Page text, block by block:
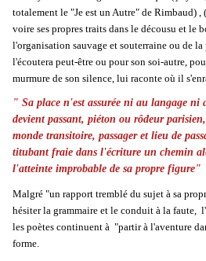
totalement le "Je est un Autre" de Rimbaud) ,
voire ses propres traits dans le décousu et le
l'organisation sauvage et souterraine ou de
l'écoutera peut-être ou pour son soi-autre,
murmure de son silence, lui raconte où il
" Sa place n'est assurée ni au langage
devient passant, piéton ou rôdeur
monde transitoire, passager et lieu de
titubant fraie dans l'écriture un chemin
l'atteinte improbable de sa propre figure"
Malgré "un rapport tremblé du sujet à sa
hésiter la grammaire et le conduit à la faute,
les poètes continuent à "partir à l'aventure
forme.